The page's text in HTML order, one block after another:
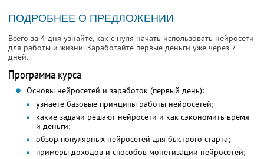
ПОДРОБНЕЕ О ПРЕДЛОЖЕНИИ
Всего за 4 дня узнайте, как с нуля начать использовать нейросети
для работы и жизни. Заработайте первые деньги уже через 7
дней.
Программа курса
Основы нейросетей и заработок (первый день):
узнаете базовые принципы работы нейросетей;
какие задачи решают нейросети и как сэкономить время
и деньги;
обзор популярных нейросетей для быстрого старта;
примеры доходов и способов монетизации нейросетей;